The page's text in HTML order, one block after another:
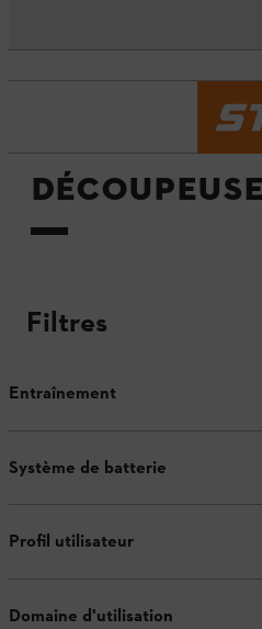
Filtres
Entraînement
Système de batterie
Profil utilisateur
Domaine d'utilisation